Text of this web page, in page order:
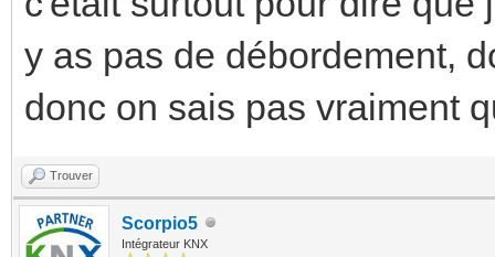
y as pas de débordement,
donc on sais pas vraiment
Trouver
Scorpio5
Intégrateur KNX